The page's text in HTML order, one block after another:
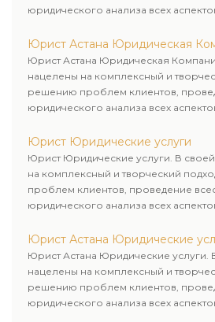
юридического анализа всех
Юрист Астана Юридическая
Юрист Астана Юридическая
нацелены на комплексный и
решению проблем клиентов,
юридического анализа всех
Юрист Юридические услуги
Юрист Юридические услуги. В
на комплексный и творческий
проблем клиентов, проведение
юридического анализа всех
Юрист Астана Юридические
Юрист Астана Юридические услуги.
нацелены на комплексный и
решению проблем клиентов,
юридического анализа всех